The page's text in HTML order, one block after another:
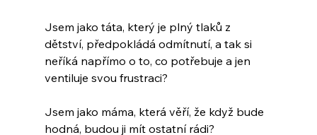
Jsem jako táta, který je plný tlaků z
dětství, předpokládá odmítnutí, a tak si
neříká napřímo o to, co potřebuje a jen
ventiluje svou frustraci?
Jsem jako máma, která věří, že když bude
hodná, budou ji mít ostatní rádi?